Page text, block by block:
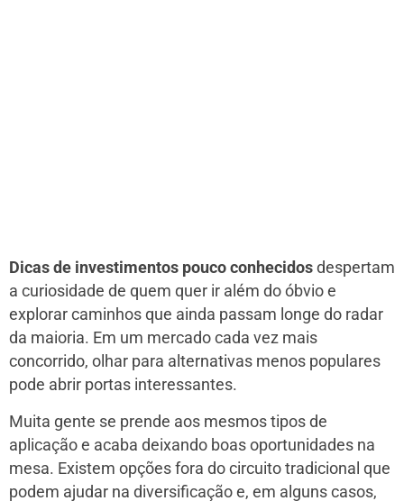
Dicas de investimentos pouco conhecidos despertam
a curiosidade de quem quer ir além do óbvio e
explorar caminhos que ainda passam longe do radar
da maioria. Em um mercado cada vez mais
concorrido, olhar para alternativas menos populares
pode abrir portas interessantes.
Muita gente se prende aos mesmos tipos de
aplicação e acaba deixando boas oportunidades na
mesa. Existem opções fora do circuito tradicional que
podem ajudar na diversificação e, em alguns casos,